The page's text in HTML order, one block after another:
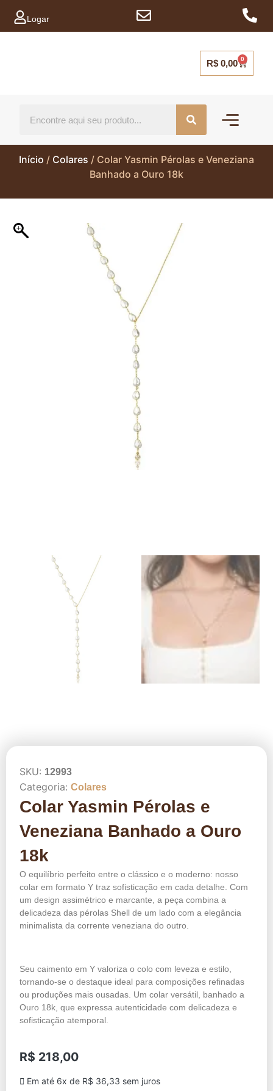
Logar
R$0,00 0
Início / Colares / Colar Yasmin Pérolas e Veneziana
Banhado a Ouro 18k
SKU: 12993
Categoria: Colares
Colar Yasmin Pérolas e
Veneziana Banhado a Ouro
18k
O equilíbrio perfeito entre o clássico e o moderno: nosso
colar em formato Y traz sofisticação em cada detalhe. Com
um design assimétrico e marcante, a peça combina a
delicadeza das pérolas Shell de um lado com a elegância
minimalista da corrente veneziana do outro.
Seu caimento em Y valoriza o colo com leveza e estilo,
tornando-se o destaque ideal para composições refinadas
ou produções mais ousadas. Um colar versátil, banhado a
Ouro 18k, que expressa autenticidade com delicadeza e
sofisticação atemporal.
R$ 218,00
Em até 6x de R$ 36,33 sem juros